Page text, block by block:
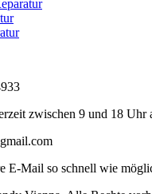
zwischen 9 und 18 Uhr
E-Mail so schnell wie